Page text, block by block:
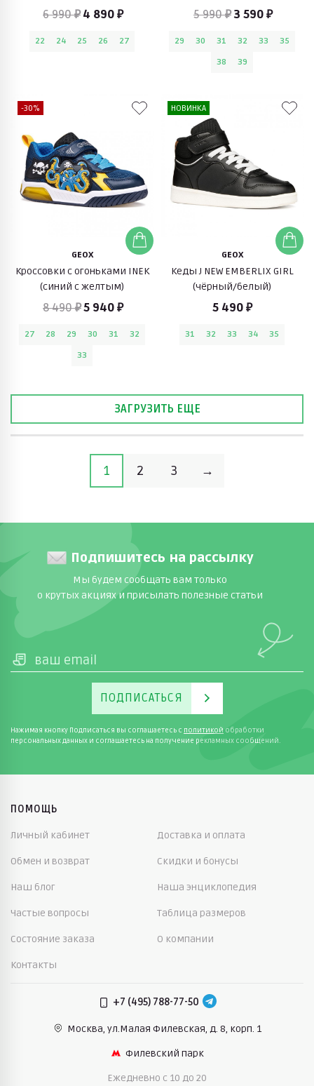
6 990 ₽ 4 890 ₽
22 24 25 26 27
5 990 ₽3 590 ₽
29 30 31 32 33
35
38
39
-30%
GEOX
Кроссовки с огоньками INEK
(синий с желтым)
8 490 ₽5 940 ₽
27 28 29 30 31
32
33
НОВИНКА
GEOX
Кеды J NEW EMBERLIX GIRL
(чёрный/белый)
5 490 ₽
31 32 33 34 35
ЗАГРУЗИТЬ ЕЩЕ
1 2 3 →
Подпишитесь на рассылку
Мы будем сообщать вам только
о крутых акциях и присылать полезные статьи
ПОДПИСАТЬСЯ
Нажимая кнопку Подписаться вы соглашаетесь с политикой обработки
персональных данных и соглашаетесь на получение рекламных сообщений.
ПОМОЩЬ
Личный кабинет Доставка и оплата
Обмен и возврат Скидки и бонусы
Наш блог Наша энциклопедия
Частые вопросы Таблица размеров
Состояние заказа О компании
Контакты
+7 (495) 788-77-50
Москва, ул.Малая Филевская, д. 8, корп. 1
Филевский парк
Ежедневно c 10 до 20